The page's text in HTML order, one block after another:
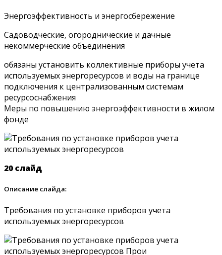
Энергоэффективность и энергосбережение
Садоводческие, огороднические и дачные
некоммерческие объединения
обязаны установить коллективные приборы учета
используемых энергоресурсов и воды на границе
подключения к централизованным системам
ресурсоснабжения
Меры по повышению энергоэффективности в жилом
фонде
20 слайд
Описание слайда:
Требования по установке приборов учета
используемых энергоресурсов